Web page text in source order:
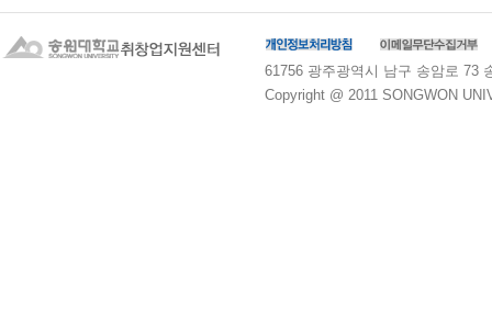
61756 광주광역시 남구 송암로 73
Copyright @ 2011 SONGWON